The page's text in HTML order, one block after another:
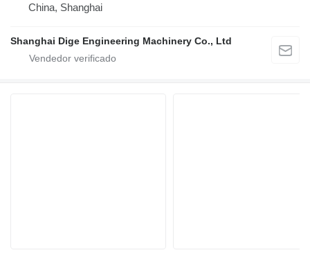
China, Shanghai
Shanghai Dige Engineering Machinery Co., Ltd